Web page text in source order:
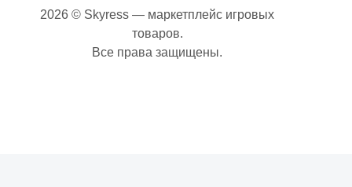
2026 © Skyress — маркетплейс игровых
товаров.
Все права защищены.